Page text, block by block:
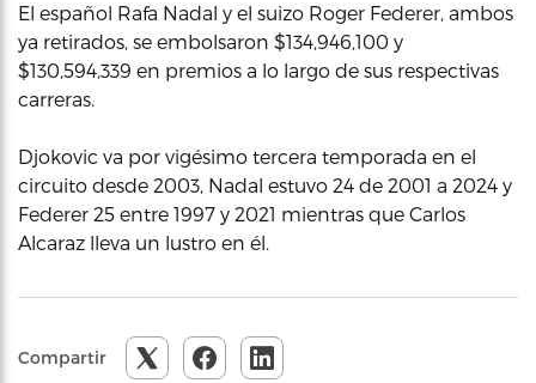
El español Rafa Nadal y el suizo Roger Federer, ambos
ya retirados, se embolsaron $134,946,100 y
$130,594,339 en premios a lo largo de sus respectivas
carreras.
Djokovic va por vigésimo tercera temporada en el
circuito desde 2003, Nadal estuvo 24 de 2001 a 2024 y
Federer 25 entre 1997 y 2021 mientras que Carlos
Alcaraz lleva un lustro en él.
Compartir